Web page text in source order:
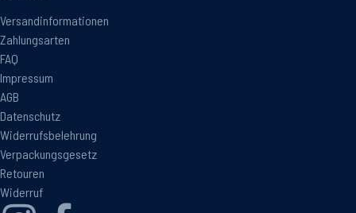
Versandinformationen
Zahlungsarten
FAQ
Impressum
AGB
Datenschutz
Widerrufsbelehrung
Verpackungsgesetz
Retouren
Widerruf